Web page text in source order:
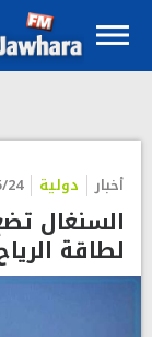
أخبار دولية
السنغال
لطاقة